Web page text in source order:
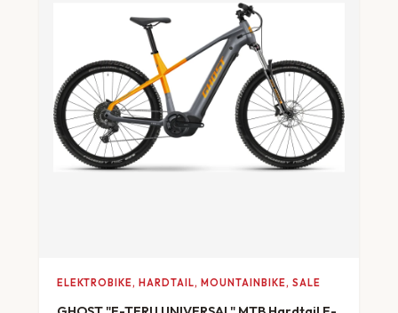
ELEKTROBIKE, HARDTAIL, MOUNTAINBIKE, SALE